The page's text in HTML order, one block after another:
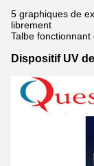
5 graphiques de
librement
Talbe
Dispositif UV